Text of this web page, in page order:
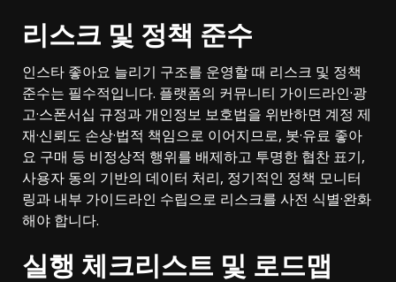
리스크 및 정책 준수
인스타 좋아요 늘리기 구조를 운영할 때 리스크 및 정책
준수는 필수적입니다. 플랫폼의 커뮤니티 가이드라인·광
고·스폰서십 규정과 개인정보 보호법을 위반하면 계정 제
재·신뢰도 손상·법적 책임으로 이어지므로, 봇·유료 좋아
요 구매 등 비정상적 행위를 배제하고 투명한 협찬 표기,
사용자 동의 기반의 데이터 처리, 정기적인 정책 모니터
링과 내부 가이드라인 수립으로 리스크를 사전 식별·완화
해야 합니다.
실행 체크리스트 및 로드맵